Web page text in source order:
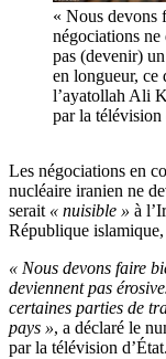
« Nous devons
négociations ne
pas (devenir)
en longueur, ce
l’ayatollah Ali
par la
Les négociations en
nucléaire iranien ne
serait « nuisible » à
République
« Nous devons faire
deviennent pas
certaines parties de
pays », a déclaré le
par la télévision d’État.